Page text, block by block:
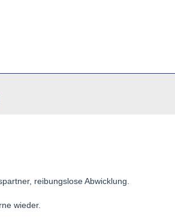
reibungslose Abwicklung.
wieder.